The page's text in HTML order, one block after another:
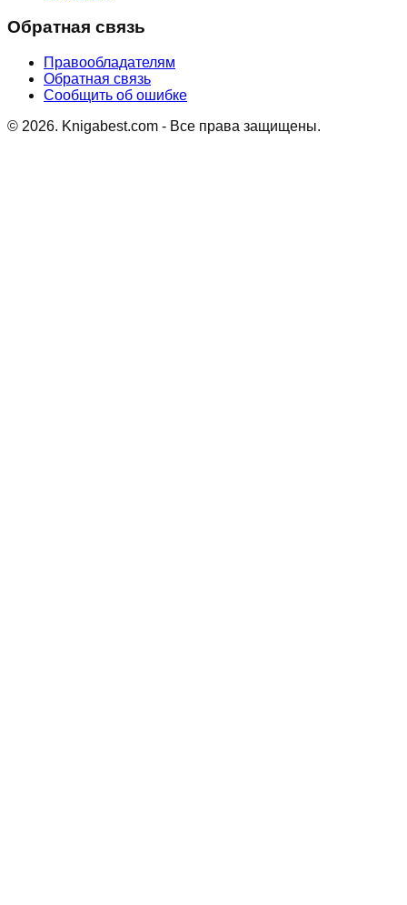
Обратная связь
Правообладателям
Обратная связь
Сообщить об ошибке
© 2026. Knigabest.com - Все права защищены.